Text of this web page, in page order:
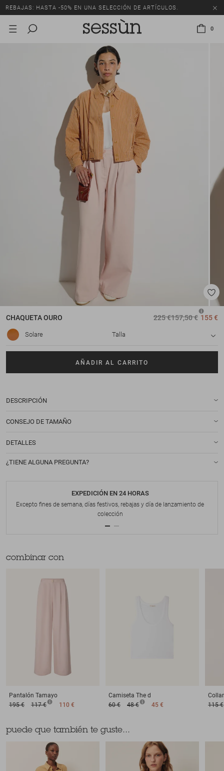
REBAJAS: HASTA -50% EN UNA SELECCIÓN DE ARTÍCULOS.
0
CHAQUETAOURO 225 €157,50 € 155 €
Solare Talla
AÑADIR AL CARRITO
DESCRIPCIÓN
CONSEJO DE TAMAÑO
DETALLES
¿TIENE ALGUNA PREGUNTA?
EXPEDICIÓN EN 24 HORAS
Excepto fines de semana, días festivos, rebajas y día de lanzamiento de
colección
combinar con
Pantalón Tamayo
195 €
117 € 110 €
Camiseta The d
60 €
48 € 45 €
Collar
115 €
puede que también te guste...